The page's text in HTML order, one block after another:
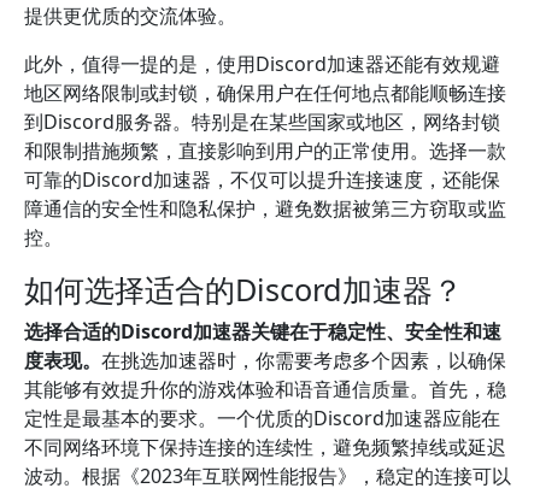
提供更优质的交流体验。
此外，值得一提的是，使用Discord加速器还能有效规避
地区网络限制或封锁，确保用户在任何地点都能顺畅连接
到Discord服务器。特别是在某些国家或地区，网络封锁
和限制措施频繁，直接影响到用户的正常使用。选择一款
可靠的Discord加速器，不仅可以提升连接速度，还能保
障通信的安全性和隐私保护，避免数据被第三方窃取或监
控。
如何选择适合的Discord加速器？
选择合适的Discord加速器关键在于稳定性、安全性和速
度表现。 在挑选加速器时，你需要考虑多个因素，以确保
其能够有效提升你的游戏体验和语音通信质量。首先，稳
定性是最基本的要求。一个优质的Discord加速器应能在
不同网络环境下保持连接的连续性，避免频繁掉线或延迟
波动。根据《2023年互联网性能报告》，稳定的连接可以